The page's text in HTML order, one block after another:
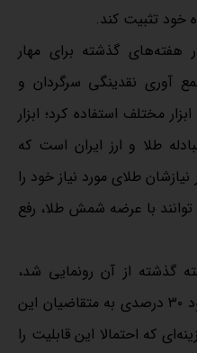
خود تثبیت کند.
هفته‌های گذشته برای مهار
آوری نقدینگی سرگردان و
مختلف استفاده کرد؛ ابزار
طلا و ارز ایران است که
طلای مورد نیاز خود را
با عرضه شمش طلا، رفع
گذشته از آن رونمایی شد،
گواهی سپرده خاص است که سود ۳۰ درصدی به متقاضیان این
که احتمالا این قابلیت را